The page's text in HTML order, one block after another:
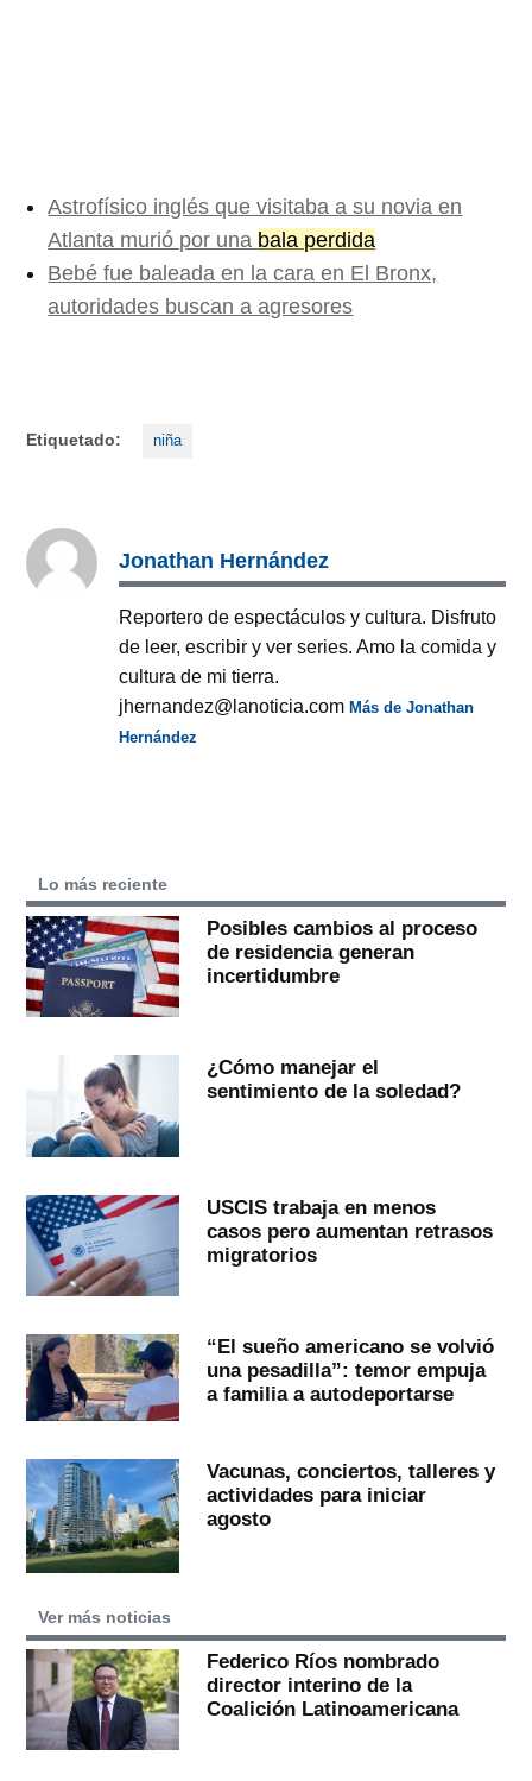
Astrofísico inglés que visitaba a su novia en
Atlanta murió por una bala perdida
Bebé fue baleada en la cara en El Bronx,
autoridades buscan a agresores
Etiquetado: niña
Jonathan Hernández
Reportero de espectáculos y cultura. Disfruto
de leer, escribir y ver series. Amo la comida y
cultura de mi tierra.
jhernandez@lanoticia.comMás de Jonathan
Hernández
Lo más reciente
Posibles cambios al proceso
de residencia generan
incertidumbre
¿Cómo manejar el
sentimiento de la soledad?
USCIS trabaja en menos
casos pero aumentan retrasos
migratorios
“El sueño americano se volvió
una pesadilla”: temor empuja
a familia a autodeportarse
Vacunas, conciertos, talleres y
actividades para iniciar
agosto
Ver más noticias
Federico Ríos nombrado
director interino de la
Coalición Latinoamericana